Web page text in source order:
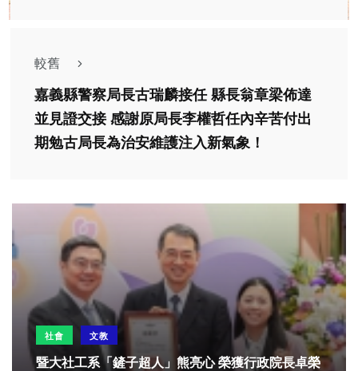
較舊
嘉義縣警察局長古瑞麟接任 縣長翁章梁佈達
並見證交接 感謝原局長李權哲任內辛苦付出
期勉古局長為治安維護注入新氣象！
社會 文教
暨大社工系「鏟子超人」熊亮心 榮獲行政院長卓榮